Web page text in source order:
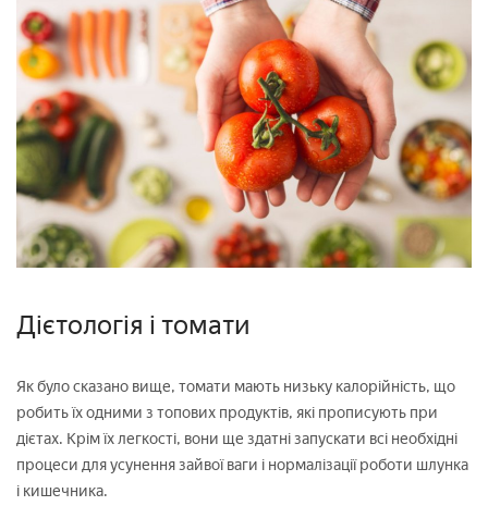
Дієтологія і томати
Як було сказано вище, томати мають низьку калорійність, що
робить їх одними з топових продуктів, які прописують при
дієтах. Крім їх легкості, вони ще здатні запускати всі необхідні
процеси для усунення зайвої ваги і нормалізації роботи шлунка
і кишечника.